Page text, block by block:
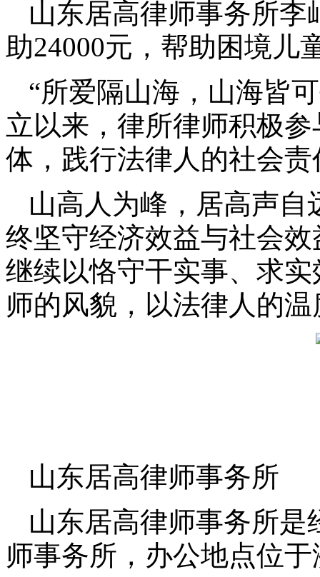
山东居高律师事务所
助24000元，帮助困境儿
“所爱隔山海，山海皆
立以来，律所律师积极
体，践行法律人的社会责
山高人为峰，居高声
终坚守经济效益与社会
继续以恪守干实事、求
师的风貌，以法律人的
山东居高律师事务所
山东居高律师事务所
师事务所，办公地点位